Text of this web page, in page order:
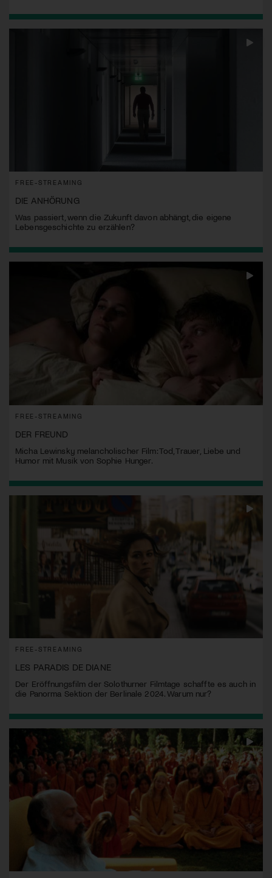
FREE-STREAMING
DIE ANHÖRUNG
Was passiert, wenn die Zukunft davon abhängt, die eigene
Lebensgeschichte zu erzählen?
FREE-STREAMING
DER FREUND
Micha Lewinsky melancholischer Film: Tod, Trauer, Liebe und
Humor mit Musik von Sophie Hunger.
FREE-STREAMING
LES PARADIS DE DIANE
Der Eröffnungsfilm der Solothurner Filmtage schaffte es auch in
die Panorma Sektion der Berlinale 2024. Warum nur?